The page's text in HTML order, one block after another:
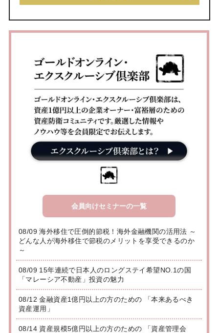
会員向けセミナーの一覧
08/09 海外移住で圧倒的節税！海外金融機関の活用法 ～
どんな人が海外移住で節税のメリットを享受できるのか
～
08/09 15年連続で日本人のロングステイ希望NO.1の国
「マレーシア不動産」投資の魅力
08/12 金融資産1億円以上の方のための 「本来あるべき
資産運用」
08/14 資産規模5億円以上の方のための 「資産管理会